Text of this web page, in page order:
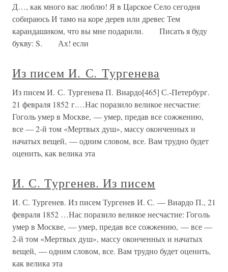
Д…, как много вас люблю! Я в Царское Село сегодня
собираюсь И тамо на коре дерев или древес Тем
карандашиком, что вы мне подарили. Писать я буду
букву: S. Ах! если
Из писем И. С. Тургенева
Из писем И. С. Тургенева П. Виардо[465] С.-Петербург.
21 февраля 1852 г.…Нас поразило великое несчастие:
Гоголь умер в Москве, — умер, предав все сожжению,
все — 2-й том «Мертвых душ», массу оконченных и
начатых вещей, — одним словом, все. Вам трудно будет
оценить, как велика эта
И. С. Тургенев. Из писем
И. С. Тургенев. Из писем Тургенев И. С. — Виардо П., 21
февраля 1852 …Нас поразило великое несчастие: Гоголь
умер в Москве, — умер, предав все сожжению, — все —
2-й том «Мертвых душ», массу оконченных и начатых
вещей, — одним словом, все. Вам трудно будет оценить,
как велика эта